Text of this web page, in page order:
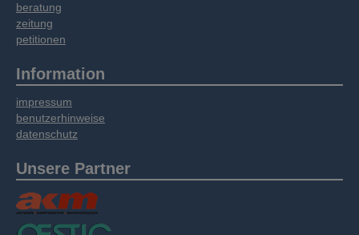
beratung
zeitung
petitionen
Information
impressum
benutzerhinweise
datenschutz
Unsere Partner